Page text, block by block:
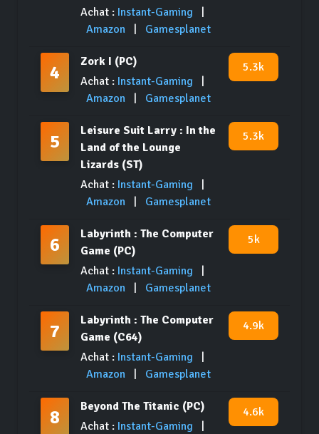
Achat : Instant-Gaming
Amazon
Gamesplanet
4
Zork I (PC)
Achat : Instant-Gaming
Amazon
Gamesplanet
5.3k
5
Leisure Suit Larry : In the
Land of the Lounge
Lizards (ST)
Achat : Instant-Gaming
Amazon
Gamesplanet
5.3k
6
Labyrinth : The Computer
Game (PC)
Achat : Instant-Gaming
Amazon
Gamesplanet
5k
7
Labyrinth : The Computer
Game (C64)
Achat : Instant-Gaming
Amazon
Gamesplanet
4.9k
8
Beyond The Titanic (PC)
Achat : Instant-Gaming
4.6k